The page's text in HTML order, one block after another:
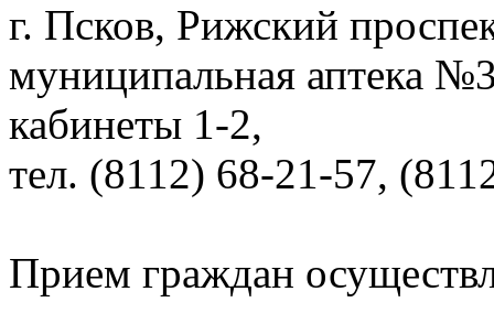
г. Псков, Рижский
муниципальная аптека
кабинеты 1-2,
тел. (8112) 68-21-57,
Прием граждан